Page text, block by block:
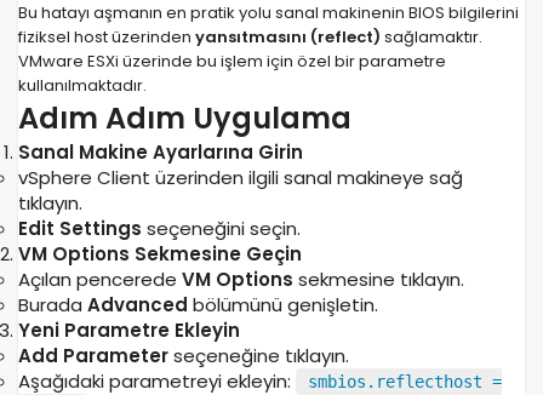
Bu hatayı aşmanın en pratik yolu sanal makinenin BIOS bilgilerini
fiziksel host üzerinden yansıtmasını (reflect) sağlamaktır.
VMware ESXi üzerinde bu işlem için özel bir parametre
kullanılmaktadır.
Adım Adım Uygulama
Sanal Makine Ayarlarına Girin
vSphere Client üzerinden ilgili sanal makineye sağ
tıklayın.
Edit Settings seçeneğini seçin.
VM Options Sekmesine Geçin
Açılan pencerede VM Options sekmesine tıklayın.
Burada Advanced bölümünü genişletin.
Yeni Parametre Ekleyin
Add Parameterseçeneğine tıklayın.
Aşağıdaki parametreyi ekleyin:
smbios.reflecthost =